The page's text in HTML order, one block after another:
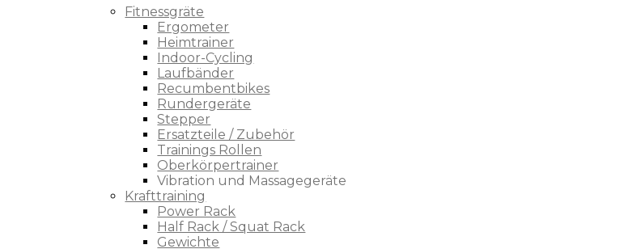
Fitnessgräte
Ergometer
Heimtrainer
Indoor-Cycling
Laufbänder
Recumbentbikes
Rundergeräte
Stepper
Ersatzteile / Zubehör
Trainings Rollen
Oberkörpertrainer
Vibration und Massagegeräte
Krafttraining
Power Rack
Half Rack / Squat Rack
Gewichte